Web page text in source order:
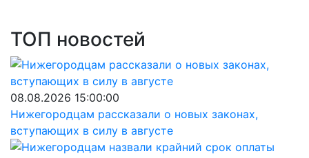
ТОП новостей
08.08.2026 15:00:00
Нижегородцам рассказали о новых законах,
вступающих в силу в августе